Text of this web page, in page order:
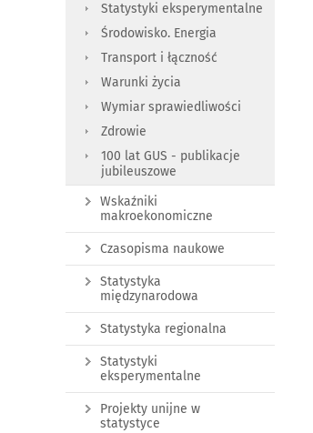
Statystyki eksperymentalne
Środowisko. Energia
Transport i łączność
Warunki życia
Wymiar sprawiedliwości
Zdrowie
100 lat GUS - publikacje
jubileuszowe
Wskaźniki
makroekonomiczne
Czasopisma naukowe
Statystyka
międzynarodowa
Statystyka regionalna
Statystyki
eksperymentalne
Projekty unijne w
statystyce